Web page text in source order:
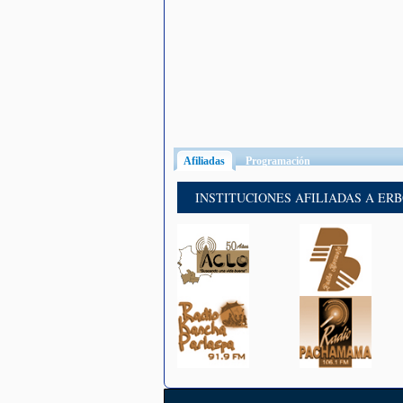
Afiliadas (solapa activa)
Programación
INSTITUCIONES AFILIADAS A